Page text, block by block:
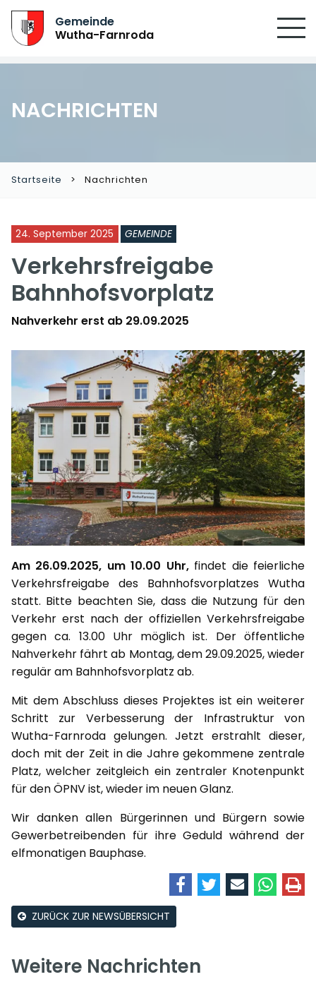
Gemeinde
Wutha-Farnroda
NACHRICHTEN
Startseite Nachrichten
24. September 2025 GEMEINDE
Verkehrsfreigabe
Bahnhofsvorplatz
Nahverkehr erst ab 29.09.2025
Am 26.09.2025, um 10.00 Uhr,findet die feierliche
Verkehrsfreigabe des Bahnhofsvorplatzes Wutha
statt. Bitte beachten Sie, dass die Nutzung für den
Verkehr erst nach der offiziellen Verkehrsfreigabe
gegen ca. 13.00 Uhr möglich ist. Der öffentliche
Nahverkehr fährt ab Montag, dem 29.09.2025, wieder
regulär am Bahnhofsvorplatz ab.
Mit dem Abschluss dieses Projektes ist ein weiterer
Schritt zur Verbesserung der Infrastruktur von
Wutha-Farnroda gelungen. Jetzt erstrahlt dieser,
doch mit der Zeit in die Jahre gekommene zentrale
Platz, welcher zeitgleich ein zentraler Knotenpunkt
für den ÖPNV ist, wieder im neuen Glanz.
Wir danken allen Bürgerinnen und Bürgern sowie
Gewerbetreibenden für ihre Geduld während der
elfmonatigen Bauphase.
ZURÜCK ZUR NEWSÜBERSICHT
Weitere Nachrichten